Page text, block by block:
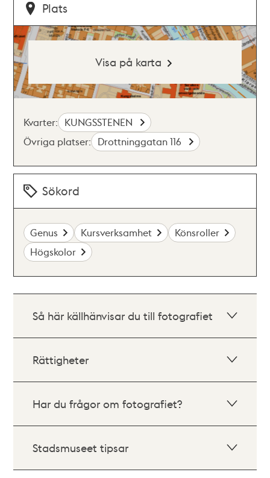
Plats
Visa på karta
Kvarter: KUNGSSTENEN
Övriga platser: Drottninggatan 116
Sökord
Genus Kursverksamhet
Könsroller
Högskolor
Så här källhänvisar du till fotografiet
Rättigheter
Har du frågor om fotografiet?
Stadsmuseet tipsar